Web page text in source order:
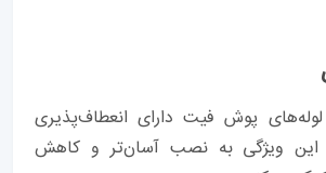
لوله‌های پوش فیت دارای انعطاف‌پذیری
ویژگی به نصب آسان‌تر و کاهش